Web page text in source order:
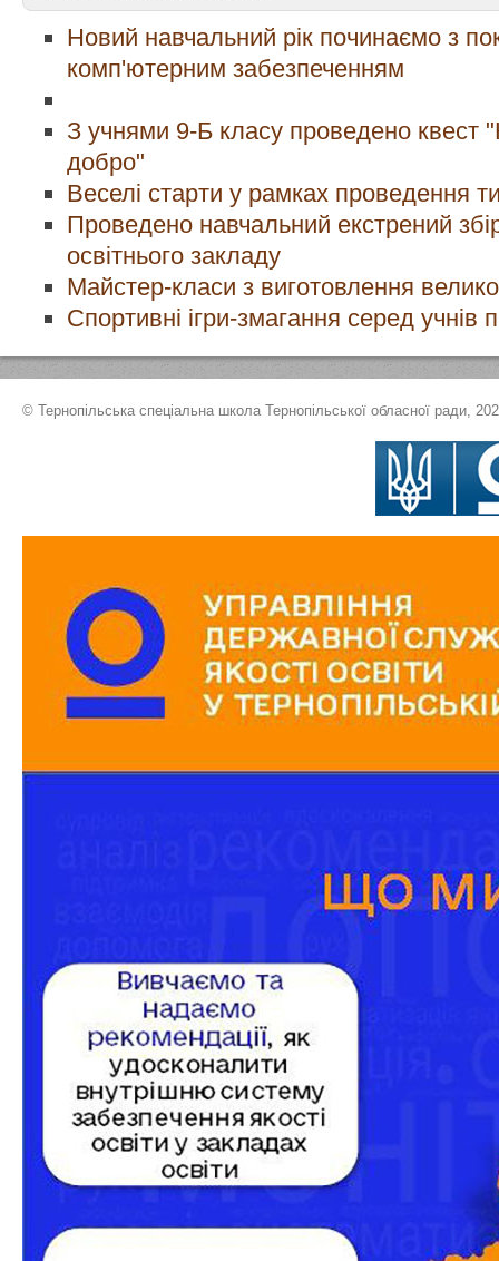
Новий навчальний рік починаємо з
комп'ютерним забезпеченням
З учнями 9-Б класу проведено квест
добро"
Веселі старти у рамках проведення
Проведено навчальний екстрений
освітнього закладу
Майстер-класи з виготовлення
Спортивні ігри-змагання серед учнів
© Тернопільська спеціальна школа Тернопільської обласної ради,